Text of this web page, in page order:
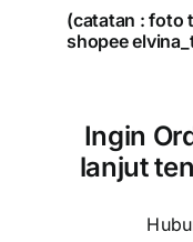
(catatan : foto
shopee
Ingin
lanjut